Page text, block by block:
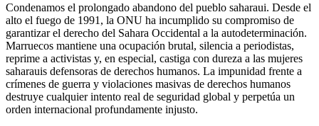
Condenamos el prolongado abandono del pueblo saharaui. Desde el
alto el fuego de 1991, la ONU ha incumplido su compromiso de
garantizar el derecho del Sahara Occidental a la autodeterminación.
Marruecos mantiene una ocupación brutal, silencia a periodistas,
reprime a activistas y, en especial, castiga con dureza a las mujeres
saharauis defensoras de derechos humanos. La impunidad frente a
crímenes de guerra y violaciones masivas de derechos humanos
destruye cualquier intento real de seguridad global y perpetúa un
orden internacional profundamente injusto.